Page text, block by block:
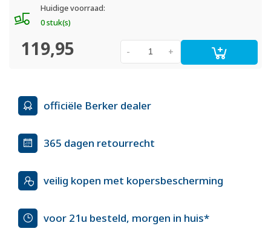
Huidige voorraad:
0 stuk(s)
119,95 +
-
officiële Berker dealer
365 dagen retourrecht
veilig kopen met kopersbescherming
voor 21u besteld, morgen in huis*